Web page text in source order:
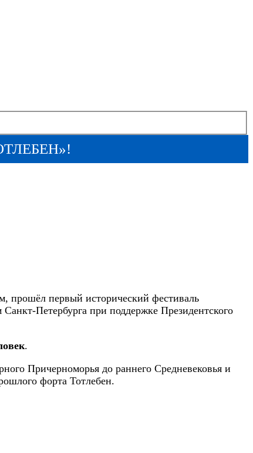
прошёл первый исторический фестиваль
Петербурга при поддержке Президентского
.
Причерноморья до раннего Средневековья и
форта Тотлебен.